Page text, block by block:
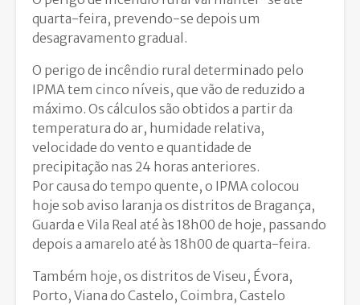
quarta-feira, prevendo-se depois um
desagravamento gradual.
O perigo de incêndio rural determinado pelo
IPMA tem cinco níveis, que vão de reduzido a
máximo. Os cálculos são obtidos a partir da
temperatura do ar, humidade relativa,
velocidade do vento e quantidade de
precipitação nas 24 horas anteriores.
Por causa do tempo quente, o IPMA colocou
hoje sob aviso laranja os distritos de Bragança,
Guarda e Vila Real até às 18h00 de hoje, passando
depois a amarelo até às 18h00 de quarta-feira.
Também hoje, os distritos de Viseu, Évora,
Porto, Viana do Castelo, Coimbra, Castelo